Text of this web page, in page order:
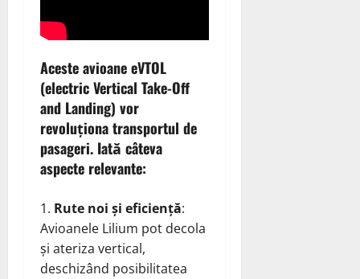
Aceste avioane eVTOL
(electric Vertical Take-Off
and Landing) vor
revoluționa transportul de
pasageri. Iată câteva
aspecte relevante:
Rute noi și eficiență:
Avioanele Lilium pot decola
și ateriza vertical,
deschizând posibilitatea